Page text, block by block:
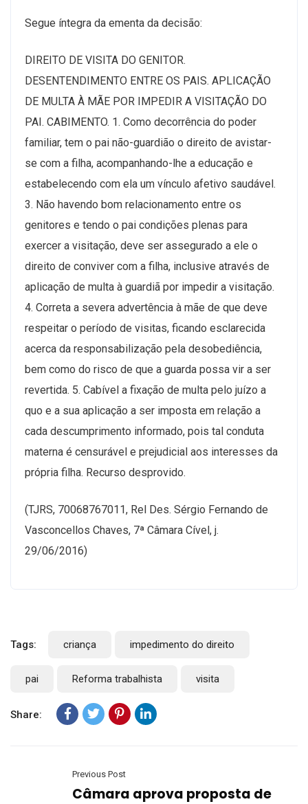
Segue íntegra da ementa da decisão:
DIREITO DE VISITA DO GENITOR.
DESENTENDIMENTO ENTRE OS PAIS. APLICAÇÃO
DE MULTA À MÃE POR IMPEDIR A VISITAÇÃO DO
PAI. CABIMENTO. 1. Como decorrência do poder
familiar, tem o pai não-guardião o direito de avistar-
se com a filha, acompanhando-lhe a educação e
estabelecendo com ela um vínculo afetivo saudável.
3. Não havendo bom relacionamento entre os
genitores e tendo o pai condições plenas para
exercer a visitação, deve ser assegurado a ele o
direito de conviver com a filha, inclusive através de
aplicação de multa à guardiã por impedir a visitação.
4. Correta a severa advertência à mãe de que deve
respeitar o período de visitas, ficando esclarecida
acerca da responsabilização pela desobediência,
bem como do risco de que a guarda possa vir a ser
revertida. 5. Cabível a fixação de multa pelo juízo a
quo e a sua aplicação a ser imposta em relação a
cada descumprimento informado, pois tal conduta
materna é censurável e prejudicial aos interesses da
própria filha. Recurso desprovido.
(TJRS, 70068767011, Rel Des. Sérgio Fernando de
Vasconcellos Chaves, 7ª Câmara Cível, j.
29/06/2016)
Tags: criança impedimento do direito
pai Reforma trabalhista visita
Share:
Previous Post
Câmara aprova proposta de